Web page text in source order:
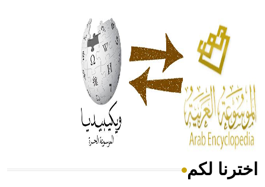
الحكم، الأدلة، تنظيم التغذية، ورسالته في جروح الرأس. ويعود
له الفضل بأنه حرر الطب من الدين والفلسفة.
- هل تعلم أن المرجان إفراز حيواني يتكون في البحر ويتركب
من مادة كربونات الكلسيوم، وهو أحمر أو شديد الحمرة وهو
أجود أنواعه، ويمتاز بكبر الحجم ويسمى الش
هل تعلم أن الأبسيد كلمة فرنسية اللفظ تم اعتمادها مصطلحاً
اخترنا لكم